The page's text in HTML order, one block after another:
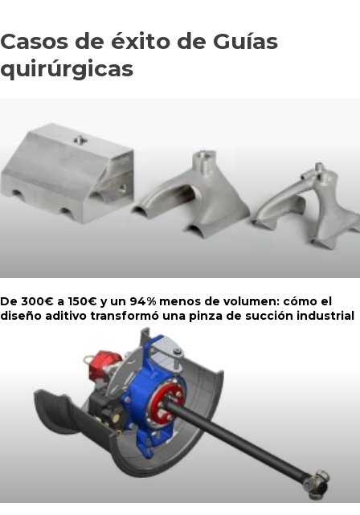
Casos de éxito de Guías
quirúrgicas
De 300€ a 150€ y un 94% menos de volumen: cómo el
diseño aditivo transformó una pinza de succión industrial